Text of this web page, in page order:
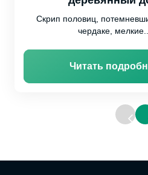
Скрип половиц,
чердаке,
Читать